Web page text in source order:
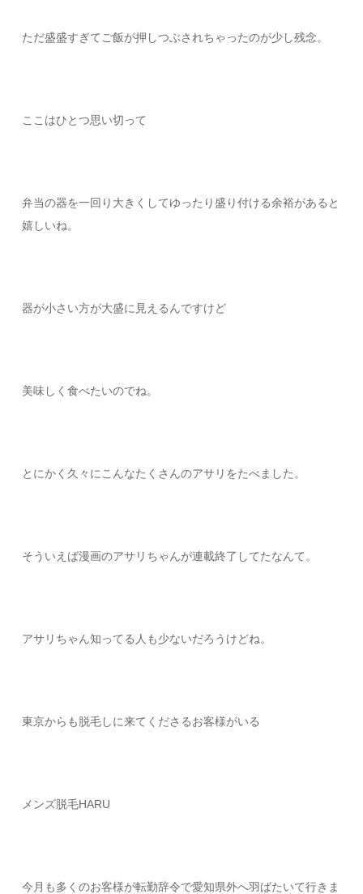
ただ盛盛すぎてご飯が押しつぶされちゃったのが少し残念。
ここはひとつ思い切って
弁当の器を一回り大きくしてゆったり盛り付ける余裕があると
嬉しいね。
器が小さい方が大盛に見えるんですけど
美味しく食べたいのでね。
とにかく久々にこんなたくさんのアサリをたべました。
そういえば漫画のアサリちゃんが連載終了してたなんて。
アサリちゃん知ってる人も少ないだろうけどね。
東京からも脱毛しに来てくださるお客様がいる
メンズ脱毛HARU
今月も多くのお客様が転勤辞令で愛知県外へ羽ばたいて行きま